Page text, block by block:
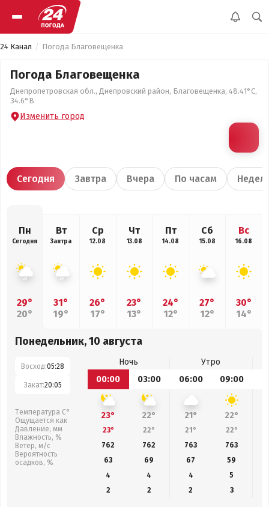
24 Канал Погода Благовещенка
Погода Благовещенка
Днепропетровская обл., Днепровский район, Благовещенка, 48.41°С,
34.6°В
Изменить город
Сегодня Завтра Вчера По часам
Пн
Сегодня
29°
20°
Вт
Завтра
31°
19°
Ср
12.08
26°
17°
Чт
13.08
23°
13°
Пт
14.08
24°
12°
Сб
15.08
27°
12°
Вс
16.08
30°
14°
Понедельник, 10 августа
Восход:05:28
Закат:20:05
Температура С°
Ощущается как
Давление, мм
Влажность, %
Ветер, м/с
Вероятность
осадков, %
Ночь
Утро
00:00
03:00 06:00 09:00
23° 22° 21° 22°
23° 22° 21° 22°
762
762 763 763
63
69 67 59
4
4 4
5
2
2 2 3